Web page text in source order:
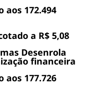
172.494
a R$ 5,08
Desenrola
financeira
177.726